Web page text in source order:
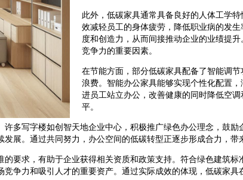
此外，低碳家具通常具备良好的人体工学
效减轻员工的身体疲劳，降低职业病的发
度和创造力，从而间接推动企业的业绩提
竞争力的重要因素。
在节能方面，部分低碳家具配备了智能调
浪费。智能办公家具能够实现个性化配置
进员工站立办公，改善健康的同时降低空
平。
多写字楼如创智天地企业中心，积极推广绿色办公理念，鼓
展。通过共同努力，办公空间的低碳转型正逐步形成合力，带
要求，有助于企业获得相关资质和政策支持。符合绿色建筑
争力和吸引人才的重要资产。通过实际成效的体现，低碳家具